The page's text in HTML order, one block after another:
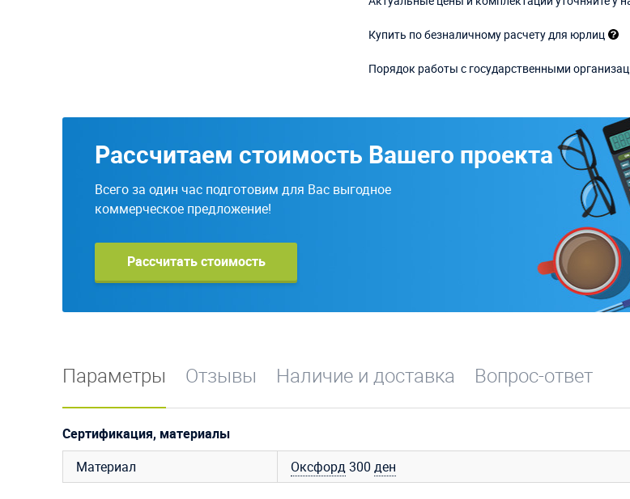
Купить по безналичному расчету для юрлиц
Порядок работы с государственными
Рассчитаем стоимость Вашего проекта
Всего за один час подготовим для Вас выгодное
коммерческое предложение!
Рассчитать стоимость
Параметры Отзывы Наличие и доставка Вопрос-ответ
Сертификация, материалы
Материал
Оксфорд300 ден